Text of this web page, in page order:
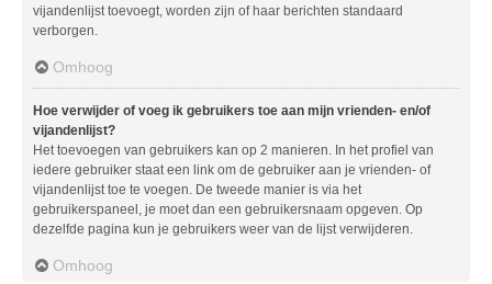
vijandenlijst toevoegt, worden zijn of haar berichten standaard
verborgen.
Omhoog
Hoe verwijder of voeg ik gebruikers toe aan mijn vrienden- en/of
vijandenlijst?
Het toevoegen van gebruikers kan op 2 manieren. In het profiel van
iedere gebruiker staat een link om de gebruiker aan je vrienden- of
vijandenlijst toe te voegen. De tweede manier is via het
gebruikerspaneel, je moet dan een gebruikersnaam opgeven. Op
dezelfde pagina kun je gebruikers weer van de lijst verwijderen.
Omhoog